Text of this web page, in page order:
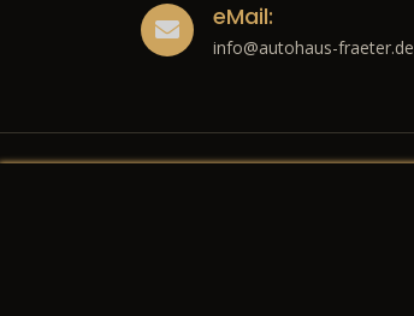
eMail:
info@autohaus-fraeter.de